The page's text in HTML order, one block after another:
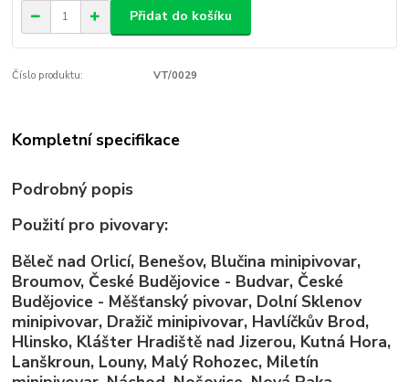
Přidat do košíku
Číslo produktu: VT/0029
Kompletní specifikace
Podrobný popis
Použití pro pivovary:
Běleč nad Orlicí, Benešov, Blučina minipivovar,
Broumov, České Budějovice - Budvar, České
Budějovice - Měšťanský pivovar, Dolní Sklenov
minipivovar, Dražič minipivovar, Havlíčkův Brod,
Hlinsko, Klášter Hradiště nad Jizerou, Kutná Hora,
Lanškroun, Louny, Malý Rohozec, Miletín